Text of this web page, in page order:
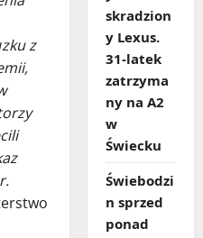
z
skradzion
y Lexus.
31‑latek
zatrzyma
ny na A2
w
Świecku
Świebodzi
n sprzed
ponad